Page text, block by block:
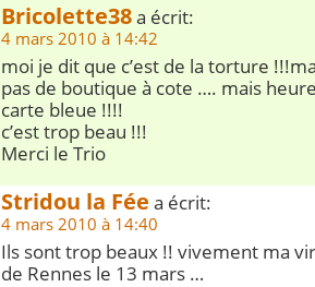
Bricolette38a écrit:
4 mars 2010 à 14:42
moi je dit que c’est de la torture
pas de boutique à cote …. mais
carte bleue !!!!
c’est trop beau !!!
Merci le Trio
Stridou la Fée a écrit:
4 mars 2010 à 14:40
Ils sont trop beaux !! vivement ma
de Rennes le 13 mars …